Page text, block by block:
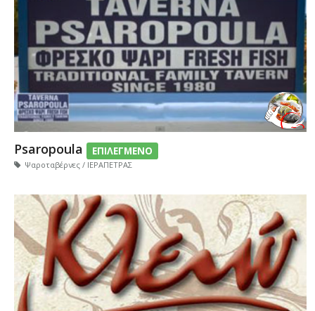
Psaropoula ΕΠΙΛΕΓΜΕΝΟ
Ψαροταβέρνες / ΙΕΡΑΠΕΤΡΑΣ